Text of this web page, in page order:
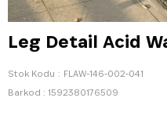
Leg Detail Acid
Stok Kodu
FLAW-146-002-041
Barkod : 1592380176509